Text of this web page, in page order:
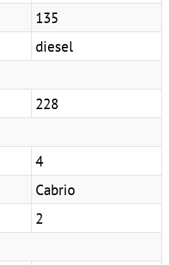
135
diesel
228
4
Cabrio
2